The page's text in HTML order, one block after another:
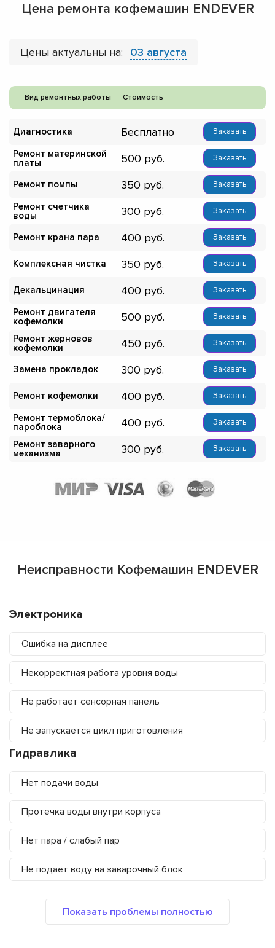
Цена ремонта кофемашин ENDEVER
Цены актуальны на: 03 августа
Вид ремонтных работы Стоимость
Диагностика Бесплатно Заказать
Ремонт материнской
платы
500 Заказать
Ремонт помпы 350 Заказать
Ремонт счетчика
воды
300 Заказать
Ремонт крана пара 400 Заказать
Комплексная чистка 350 Заказать
Декальцинация 400 Заказать
Ремонт двигателя
кофемолки
500 Заказать
Ремонт жерновов
кофемолки
450 Заказать
Замена прокладок 300 Заказать
Ремонт кофемолки 400 Заказать
Ремонт термоблока/
пароблока
400 Заказать
Ремонт заварного
механизма
300 Заказать
Неисправности Кофемашин ENDEVER
Электроника
Ошибка на дисплее
Некорректная работа уровня воды
Не работает сенсорная панель
Не запускается цикл приготовления
Гидравлика
Нет подачи воды
Протечка воды внутри корпуса
Нет пара / слабый пар
Не подаёт воду на заварочный блок